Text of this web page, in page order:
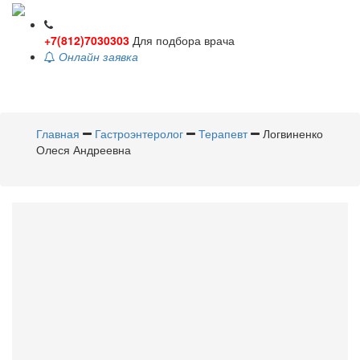
+7(812)7030303 Для подбора врача
Онлайн заявка
Главная
Гастроэнтеролог Терапевт
Логвиненко
Олеся Андреевна